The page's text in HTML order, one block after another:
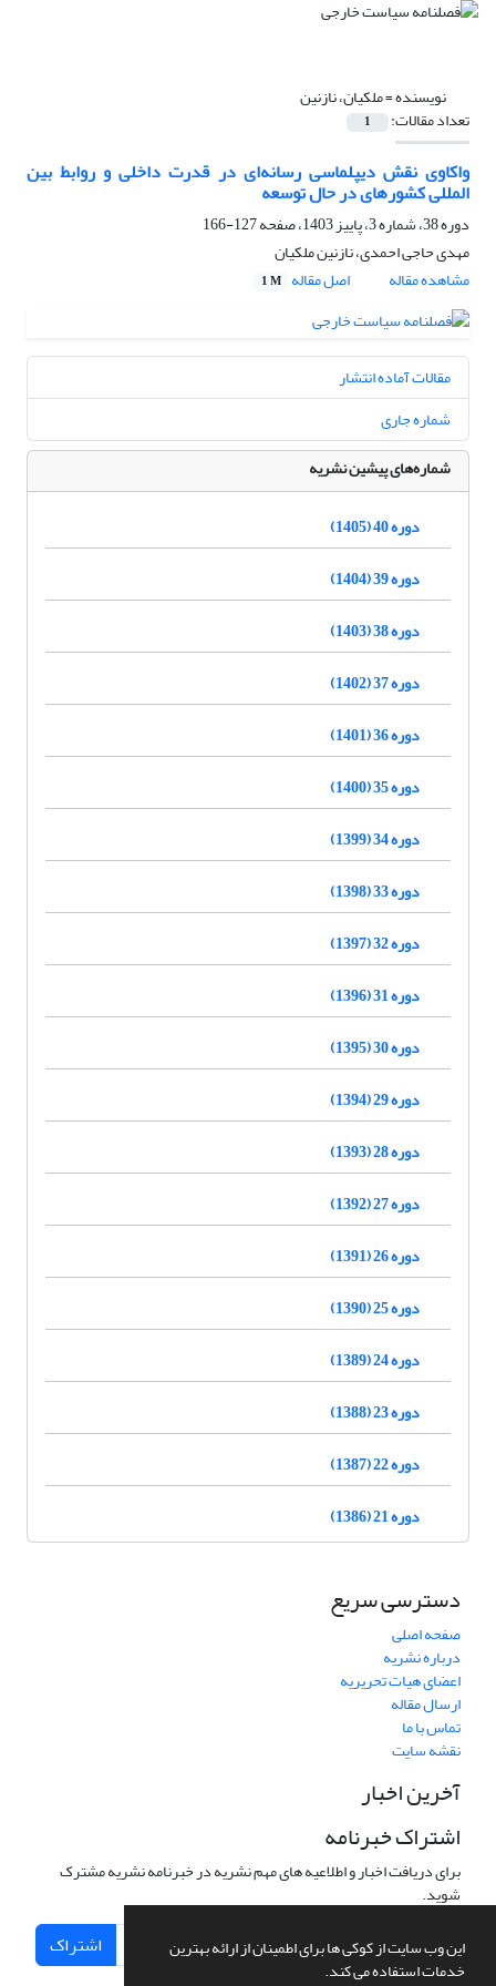
این وب سایت از کوکی ها برای اطمینان از ارائه بهترین
خدمات استفاده می کند.
نویسنده =ملکیان، نازنین
تعداد مقالات: 1
واکاوی نقش دیپلماسی رسانه‌ای در قدرت داخلی و روابط بین
المللی کشورهای در حال توسعه
دوره 38، شماره 3، پاییز 1403، صفحه
127-166
مهدی حاجی احمدی، نازنین ملکیان
مشاهده مقاله
اصل مقاله 1 M
مقالات آماده انتشار
شماره جاری
شماره‌های پیشین نشریه
دوره 40 (1405)
دوره 39 (1404)
دوره 38 (1403)
دوره 37 (1402)
دوره 36 (1401)
دوره 35 (1400)
دوره 34 (1399)
دوره 33 (1398)
دوره 32 (1397)
دوره 31 (1396)
دوره 30 (1395)
دوره 29 (1394)
دوره 28 (1393)
دوره 27 (1392)
دوره 26 (1391)
دوره 25 (1390)
دوره 24 (1389)
دوره 23 (1388)
دوره 22 (1387)
دوره 21 (1386)
دسترسی سریع
صفحه اصلی
درباره نشریه
اعضای هیات تحریریه
ارسال مقاله
تماس با ما
نقشه سایت
آخرین اخبار
اشتراک خبرنامه
برای دریافت اخبار و اطلاعیه های مهم نشریه در خبرنامه نشریه مشترک
شوید.
اشتراک